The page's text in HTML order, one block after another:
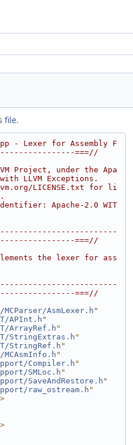
file.
- Lexer for Assembly F
===//
Project, under the Apa
LLVM Exceptions.
LICENSE.txt for li
Apache-2.0 WIT
===//
the lexer for ass
===//
MCParser/AsmLexer.h "
APInt.h"
ArrayRef.h "
StringExtras.h "
StringRef.h"
MCAsmInfo.h "
Compiler.h "
SMLoc.h "
SaveAndRestore.h "
raw_ostream.h "